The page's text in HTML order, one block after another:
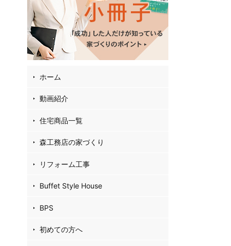
ホーム
動画紹介
住宅商品一覧
森工務店の家づくり
リフォーム工事
Buffet Style House
BPS
初めての方へ